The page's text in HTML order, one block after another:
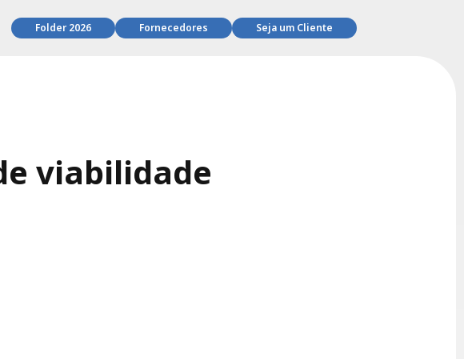
Folder 2026 Fornecedores Seja um Cliente
viabilidade